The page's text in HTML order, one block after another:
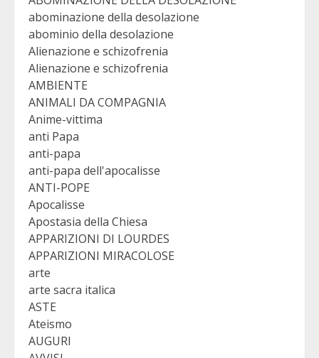
abominazione della desolazione
abominio della desolazione
Alienazione e schizofrenia
Alienazione e schizofrenia
AMBIENTE
ANIMALI DA COMPAGNIA
Anime-vittima
anti Papa
anti-papa
anti-papa dell'apocalisse
ANTI-POPE
Apocalisse
Apostasia della Chiesa
APPARIZIONI DI LOURDES
APPARIZIONI MIRACOLOSE
arte
arte sacra italica
ASTE
Ateismo
AUGURI